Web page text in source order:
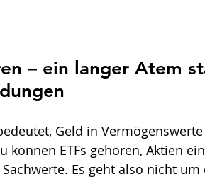
– ein langer Atem
Geld in
können ETFs gehören, Aktien
Es geht also nicht